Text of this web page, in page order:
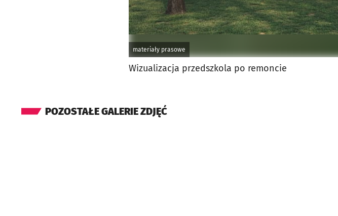
materiały prasowe
Wizualizacja przedszkola po remoncie
POZOSTAŁE GALERIE ZDJĘĆ